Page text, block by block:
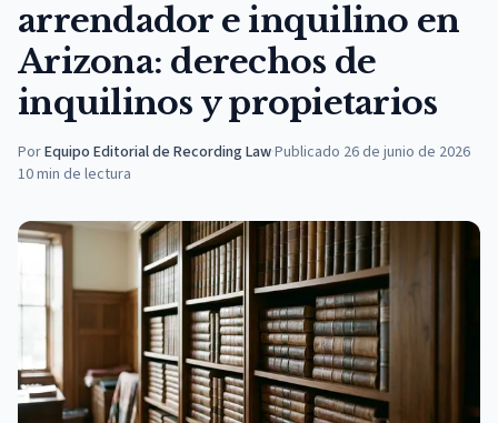
arrendador e inquilino en
Arizona: derechos de
inquilinos y propietarios
PorEquipo Editorial de Recording Law·Publicado 26 de junio de 2026
10min de lectura